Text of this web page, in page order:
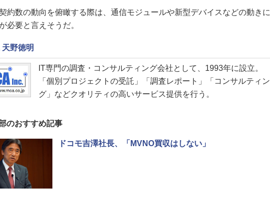
約数の動向を俯瞰する際は、通信モジュールや新型デバイスなどの動きに
必要と言えそうだ。
天野徳明
IT専門の調査・コンサルティング会社として、1993年に設立。
「個別プロジェクトの受託」「調査レポート」「コンサルティン
グ」などクオリティの高いサービス提供を行う。
のおすすめ記事
ドコモ吉澤社長、「MVNO買収はしない」